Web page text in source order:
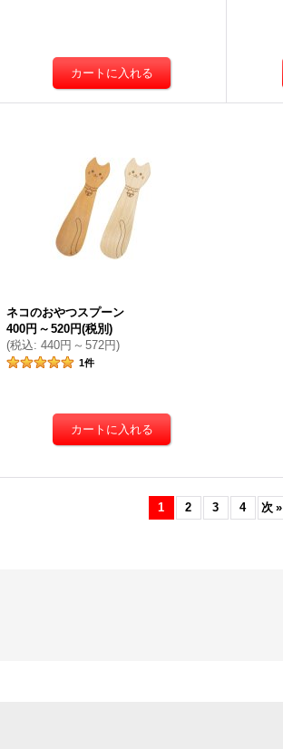
ネコのおやつスプーン
400円 ～ 520円(税別)
(税込: 440円 ～ 572円)
1件
1 2 3 4 次 »